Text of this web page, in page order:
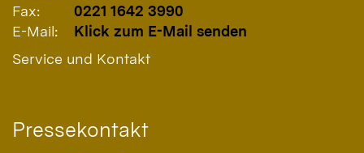
Fax:
0221 1642 3990
E-Mail:
Klick zum E-Mail senden
Service und Kontakt
Pressekontakt